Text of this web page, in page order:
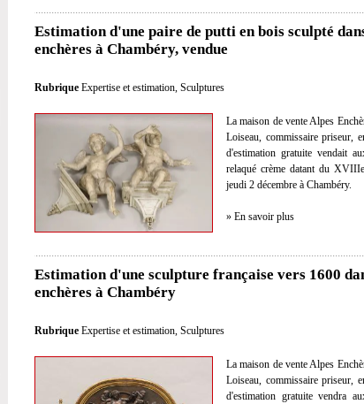
Estimation d'une paire de putti en bois sculpté
enchères à Chambéry, vendue
Rubrique Expertise et estimation Sculptures
La maison de vente Alpes
Loiseau, commissaire priseur,
d'estimation gratuite vendait
relaqué crème datant du
jeudi 2 décembre à Chambéry.
» En savoir plus
Estimation d'une sculpture française vers 1600
enchères à Chambéry
Rubrique Expertise et estimation, Sculptures
La maison de vente Alpes
Loiseau, commissaire priseur,
d'estimation gratuite vendra